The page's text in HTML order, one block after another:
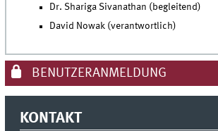
Dr. Shariga Sivanathan (begleitend)
David Nowak (verantwortlich)
BENUTZERANMELDUNG
KONTAKT